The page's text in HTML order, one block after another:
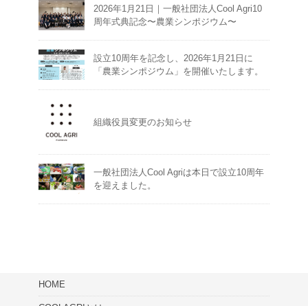
2026年1月21日｜一般社団法人Cool Agri10
周年式典記念〜農業シンポジウム〜
設立10周年を記念し、2026年1月21日に
「農業シンポジウム」を開催いたします。
組織役員変更のお知らせ
一般社団法人Cool Agriは本日で設立10周年
を迎えました。
HOME